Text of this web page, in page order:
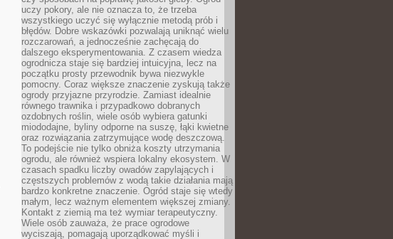
uczy pokory, ale nie oznacza to, że trzeba
wszystkiego uczyć się wyłącznie metodą prób i
błędów. Dobre wskazówki pozwalają uniknąć wielu
rozczarowań, a jednocześnie zachęcają do
dalszego eksperymentowania. Z czasem wiedza
ogrodnicza staje się bardziej intuicyjna, lecz na
początku prosty przewodnik bywa niezwykle
pomocny. Coraz większe znaczenie zyskują także
ogrody przyjazne przyrodzie. Zamiast idealnie
równego trawnika i przypadkowo dobranych
ozdobnych roślin, wiele osób wybiera gatunki
miododajne, byliny odporne na suszę, łąki kwietne
oraz rozwiązania zatrzymujące wodę deszczową.
To podejście nie tylko obniża koszty utrzymania
ogrodu, ale również wspiera lokalny ekosystem. W
czasach spadku liczby owadów zapylających i
częstszych problemów z wodą takie działania mają
bardzo konkretne znaczenie. Ogród staje się wtedy
małym, lecz ważnym elementem większej zmiany.
Kontakt z ziemią ma też wymiar terapeutyczny.
Wiele osób zauważa, że prace ogrodowe
wyciszają, pomagają uporządkować myśli i